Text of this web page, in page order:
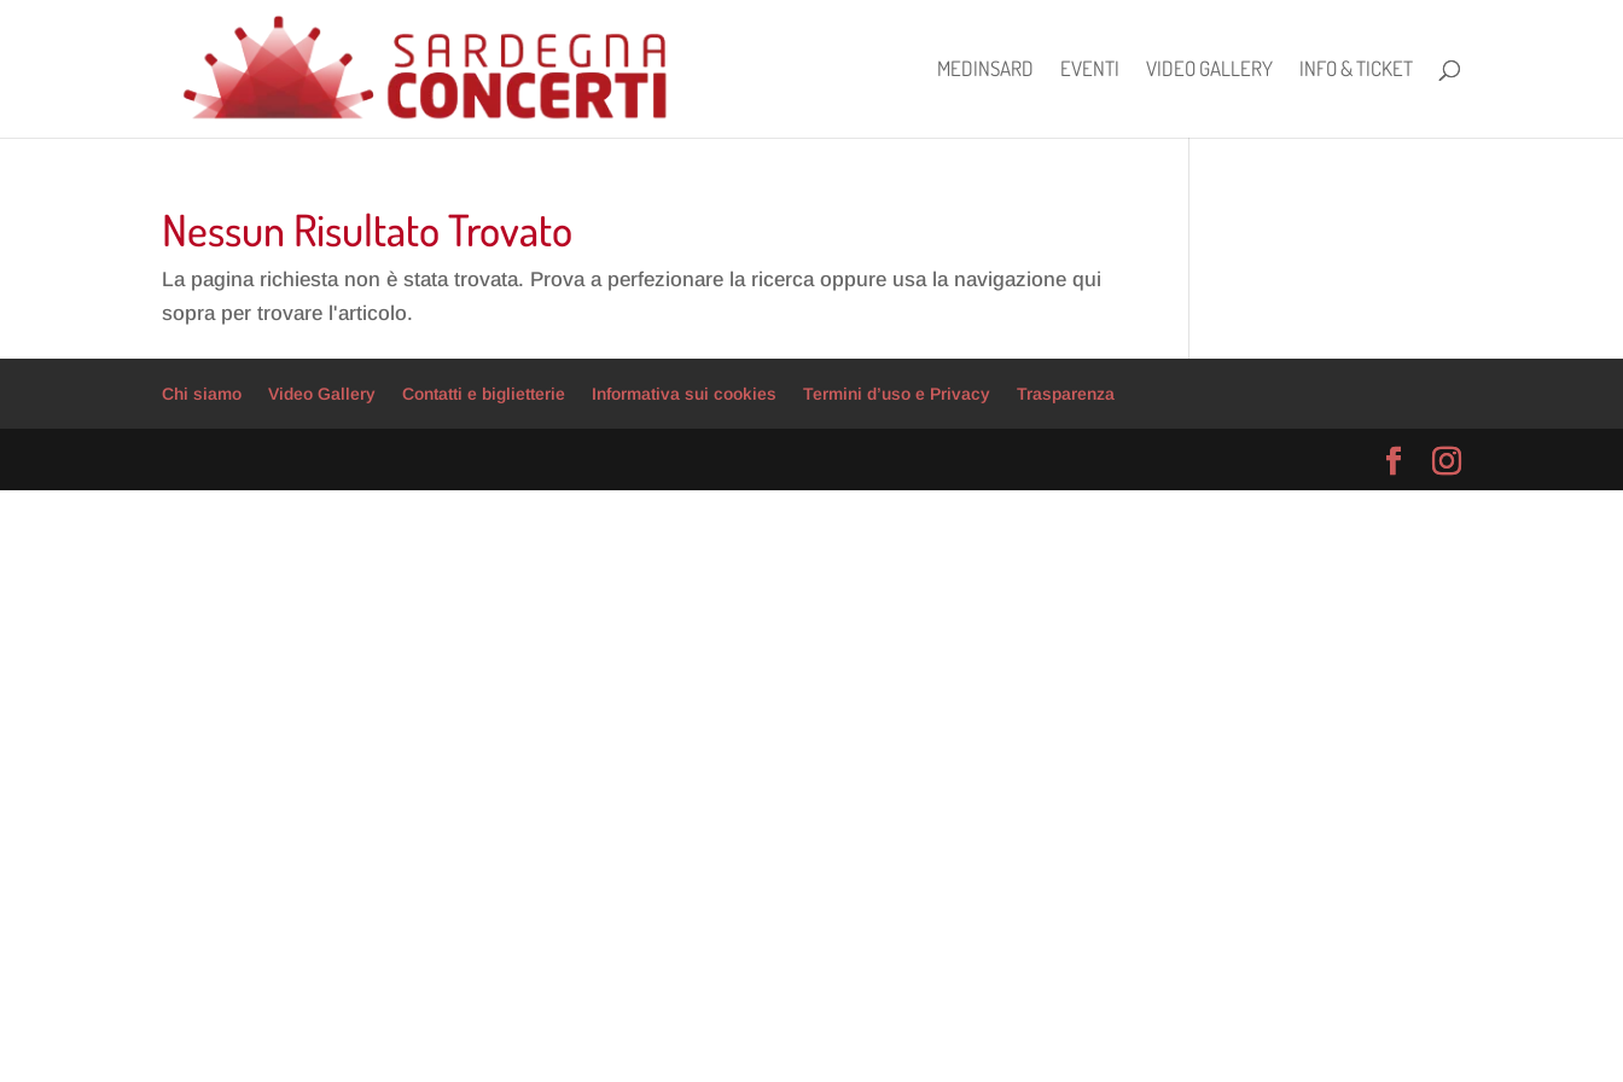
MEDINSARD EVENTI VIDEO GALLERY INFO & TICKET
Nessun Risultato Trovato
La pagina richiesta non è stata trovata. Prova a perfezionare la ricerca oppure usa la navigazione qui
sopra per trovare l'articolo.
Chi siamo Video Gallery Contatti e biglietterie Informativa sui cookies Termini d’uso e Privacy Trasparenza